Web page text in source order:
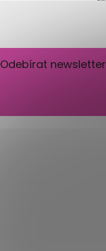
Odebírat newsletter